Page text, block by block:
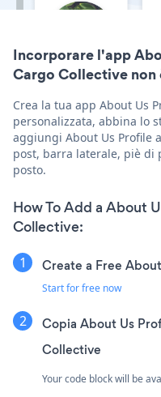
Incorporare l'app
Cargo Collective
Crea la tua app About Us
personalizzata, abbina lo
aggiungi About Us Profile
post, barra laterale, piè di
posto.
How To Add a About
Collective:
Create a Free
Start for free now
Copia About Us
Collective
Your code block will be